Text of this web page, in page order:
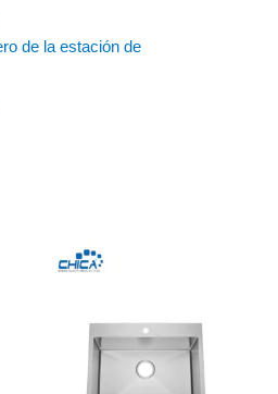
de la estación de